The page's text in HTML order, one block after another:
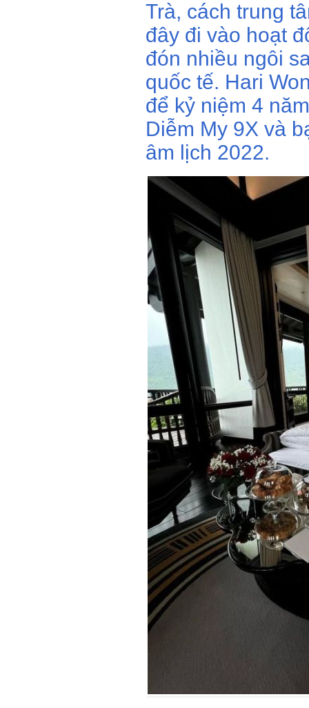
Trà, cách trung
đây đi vào hoạt
đón nhiều ngôi
quốc tế. Hari
để kỷ niệm 4
Diễm My 9X và
âm lịch 2022.